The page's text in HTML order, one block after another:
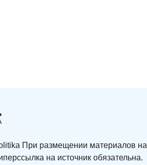
При размещении материалов на
на источник обязательна.